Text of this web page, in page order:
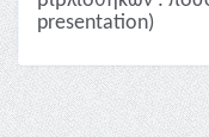
presentation)